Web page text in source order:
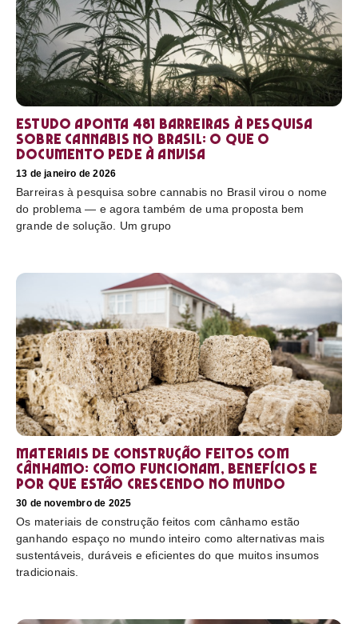
Estudo aponta 481 barreiras à pesquisa
sobre cannabis no Brasil: o que o
documento pede à Anvisa
13 de janeiro de 2026
Barreiras à pesquisa sobre cannabis no Brasil virou o nome
do problema — e agora também de uma proposta bem
grande de solução. Um grupo
Materiais de construção feitos com
cânhamo: como funcionam, benefícios e
por que estão crescendo no mundo
30 de novembro de 2025
Os materiais de construção feitos com cânhamo estão
ganhando espaço no mundo inteiro como alternativas mais
sustentáveis, duráveis e eficientes do que muitos insumos
tradicionais.